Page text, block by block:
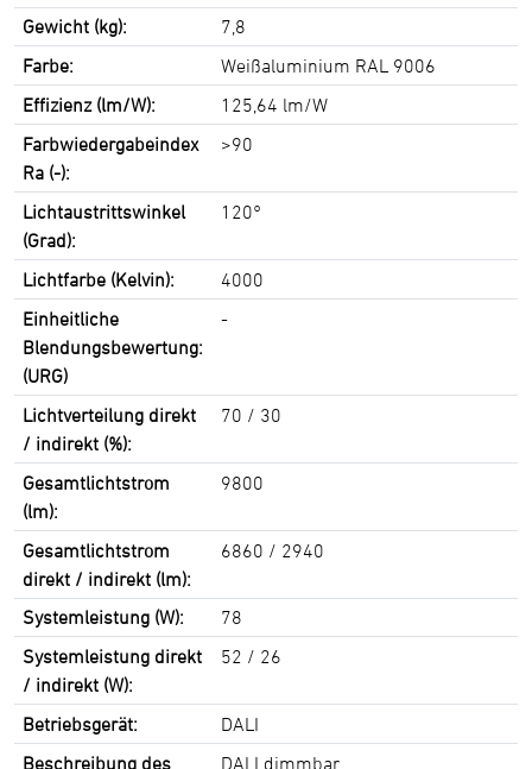
Gewicht (kg):
7,8
Farbe:
Weißaluminium RAL 9006
Effizienz (lm/W):
125,64 lm/W
Farbwiedergabeindex
Ra (-):
>90
Lichtaustrittswinkel
(Grad):
120°
Lichtfarbe (Kelvin):
4000
Einheitliche
Blendungsbewertung:
(URG)
-
Lichtverteilung direkt
/ indirekt (%):
70 / 30
Gesamtlichtstrom
(lm):
9800
Gesamtlichtstrom
direkt / indirekt (lm):
6860 / 2940
Systemleistung (W):
78
Systemleistung direkt
/ indirekt (W):
52 / 26
Betriebsgerät:
DALI
Beschreibung des
DALI dimmbar